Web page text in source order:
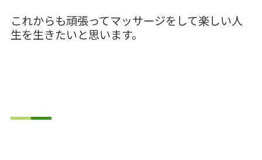
これからも頑張ってマッサージをして楽しい人
生を生きたいと思います。